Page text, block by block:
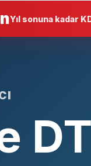
Yıl sonuna kadar